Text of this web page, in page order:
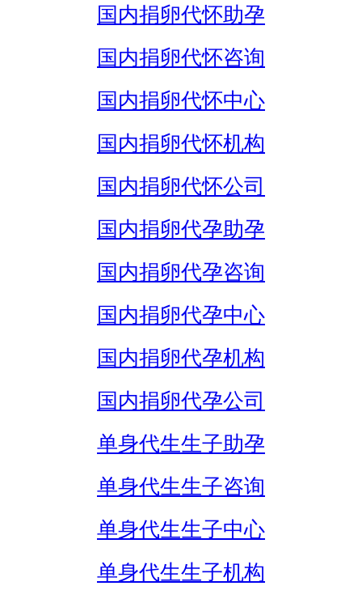
国内捐卵代怀助孕
国内捐卵代怀咨询
国内捐卵代怀中心
国内捐卵代怀机构
国内捐卵代怀公司
国内捐卵代孕助孕
国内捐卵代孕咨询
国内捐卵代孕中心
国内捐卵代孕机构
国内捐卵代孕公司
单身代生生子助孕
单身代生生子咨询
单身代生生子中心
单身代生生子机构